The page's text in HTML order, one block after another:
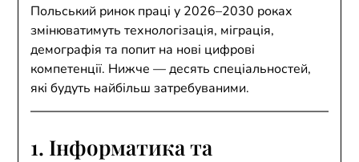
Польський ринок праці у 2026–2030 роках
змінюватимуть технологізація, міграція,
демографія та попит на нові цифрові
компетенції. Нижче — десять спеціальностей,
які будуть найбільш затребуваними.
1. Інформатика та